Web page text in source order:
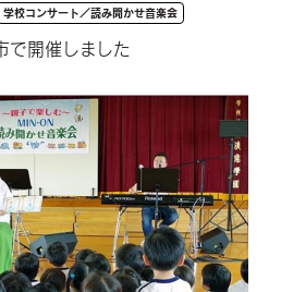
学校コンサート／読み聞かせ音楽会
で開催しました